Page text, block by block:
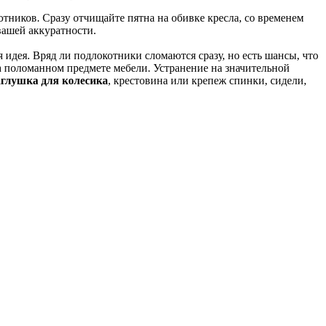
Сразу отчищайте пятна на обивке кресла, со временем
аккуратности.
Вряд ли подлокотники сломаются сразу, но есть шансы, что
предмете мебели. Устранение на значительной
для колесика, крестовина или крепеж спинки, сидели,